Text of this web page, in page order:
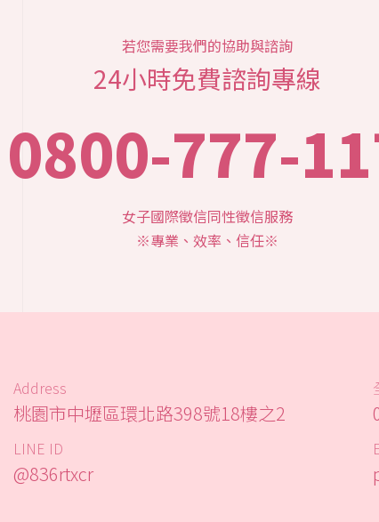
若您需要我們的協助與諮詢
24小時免費諮詢專線
0800-777-
女子國際徵信同性徵信服務
※專業、效率、信任※
Address
桃園市中壢區環北路398號18樓之2
LINE ID
@836rtxcr